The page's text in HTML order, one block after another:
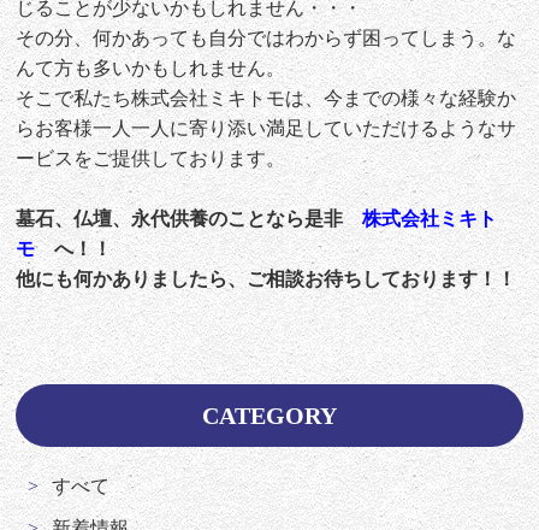
じることが少ないかもしれません・・・
その分、何かあっても自分ではわからず困ってしまう。な
んて方も多いかもしれません。
そこで私たち株式会社ミキトモは、今までの様々な経験か
らお客様一人一人に寄り添い満足していただけるようなサ
ービスをご提供しております。
墓石、仏壇、永代供養のことなら是非株式会社ミキト
モへ！！
他にも何かありましたら、ご相談お待ちしております！！
CATEGORY
すべて